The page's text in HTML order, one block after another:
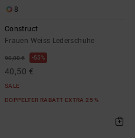
8
Construct
Frauen Weiss Lederschuhe
90,00 € 55%
40,50 €
SALE
DOPPELTER RABATT EXTRA 25 %